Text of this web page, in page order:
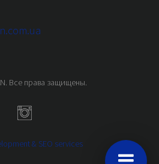
Все права защищены.
& SEO services